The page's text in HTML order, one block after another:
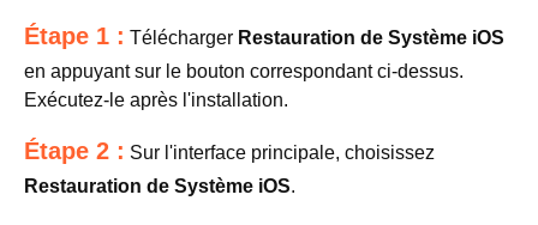
Étape 1 : Télécharger Restauration de Système iOS
en appuyant sur le bouton correspondant ci-dessus.
Exécutez-le après l'installation.
Étape 2 : Sur l'interface principale, choisissez
Restauration de Système iOS.